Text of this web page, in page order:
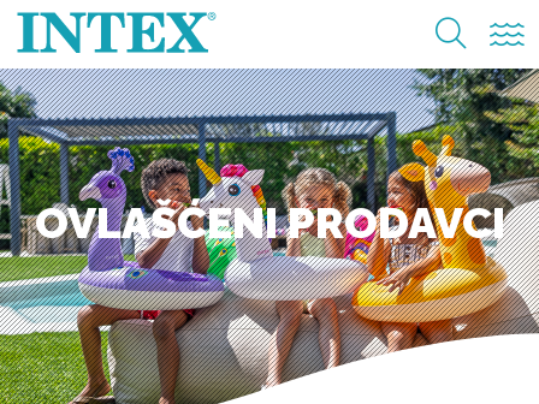
OVLAŠĆENI PRODAVCI